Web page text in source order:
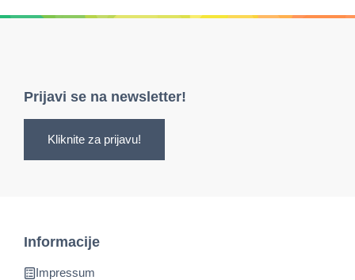
Prijavi se na newsletter!
Kliknite za prijavu!
Informacije
Impressum